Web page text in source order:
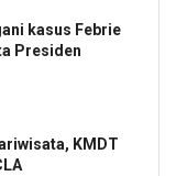
kasus Febrie
Presiden
KMDT